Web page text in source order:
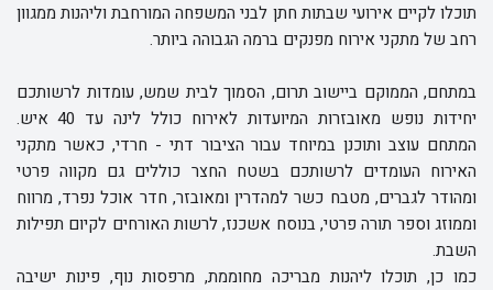
תוכלו לקיים אירועי שבתות חתן לבני המשפחה המורחבת וליהנות ממגוון
רחב של מתקני אירוח מפנקים ברמה הגבוהה ביותר.
במתחם, הממוקם ביישוב תרום, הסמוך לבית שמש, עומדות לרשותכם
יחידות נופש מאובזרות המיועדות לאירוח כולל לינה עד 40 איש.
המתחם עוצב ותוכנן במיוחד עבור הציבור דתי - חרדי, כאשר מתקני
האירוח העומדים לרשותכם בשטח החצר כוללים גם מקווה פרטי
ומהודר לגברים, מטבח כשר למהדרין ומאובזר, חדר אוכל נפרד, מרווח
וממוזג וספר תורה פרטי, בנוסח אשכנז, לרשות האורחים לקיום תפילות
השבת.
כמו כן, תוכלו ליהנות מבריכה מחוממת, מרפסות נוף, פינות ישיבה